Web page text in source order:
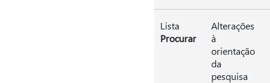
Lista
Procurar
Alterações
à
orientação
da
pesquisa